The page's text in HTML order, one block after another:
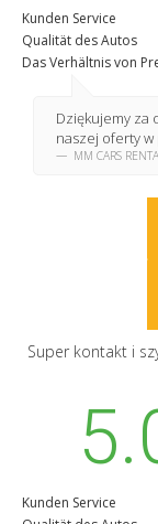
Kunden Service
Qualität des Autos
Das Verhältnis von
Dziękujemy za
naszej oferty w
MM CARS
Super kontakt i
Kunden Service